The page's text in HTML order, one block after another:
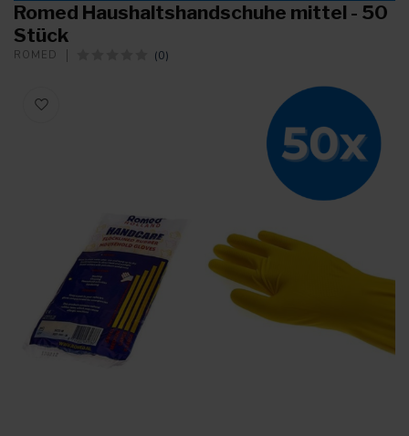
Romed Haushaltshandschuhe mittel - 50
Stück
ROMED (0)